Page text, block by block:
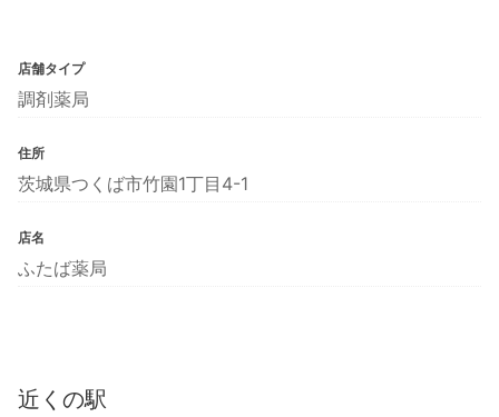
店舗タイプ
調剤薬局
住所
茨城県つくば市竹園1丁目4-1
店名
ふたば薬局
近くの駅